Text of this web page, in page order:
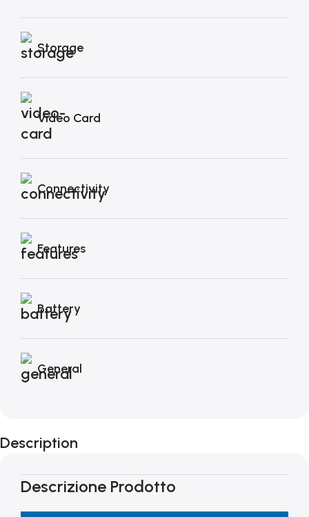
Storage
Video Card
Connectivity
Features
Battery
General
Description
Descrizione Prodotto